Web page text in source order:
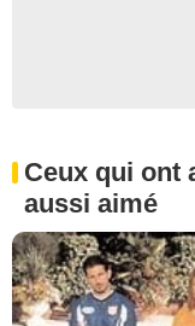
Ceux qui ont
aussi aimé